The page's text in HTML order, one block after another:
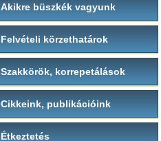
Akikre büszkék vagyunk
Felvételi körzethatárok
Szakkörök, korrepetálások
Cikkeink, publikációink
Étkeztetés